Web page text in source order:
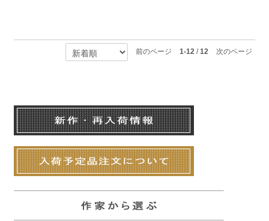
前のページ 1-12/12 次のページ